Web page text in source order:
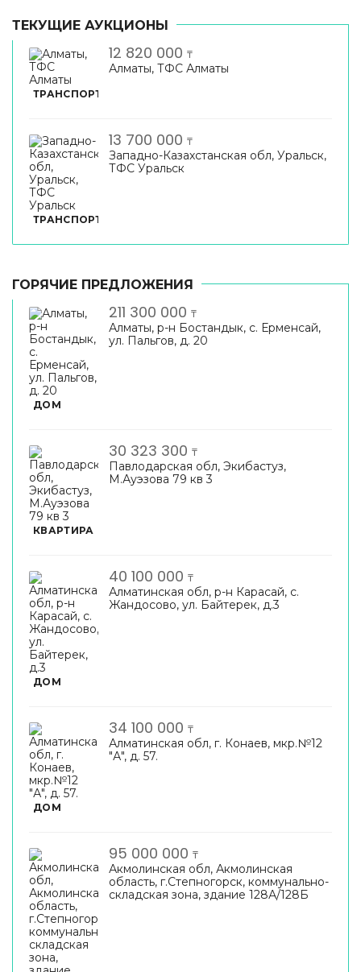
ТЕКУЩИЕ АУКЦИОНЫ
ТРАНСПОРТ
12 820 000 ₸
Алматы, ТФС Алматы
ТРАНСПОРТ
13 700 000 ₸
Западно-Казахстанская обл, Уральск,
ТФС Уральск
ГОРЯЧИЕ ПРЕДЛОЖЕНИЯ
ДОМ
211 300 000 ₸
Алматы, р-н Бостандык, с. Ерменсай,
ул. Пальгов, д. 20
КВАРТИРА
30 323 300 ₸
Павлодарская обл, Экибастуз,
М.Ауэзова 79 кв 3
ДОМ
40 100 000 ₸
Алматинская обл, р-н Карасай, с.
Жандосово, ул. Байтерек, д.3
ДОМ
34 100 000 ₸
Алматинская обл, г. Конаев, мкр.№12
"А", д. 57.
95 000 000 ₸
Акмолинская обл, Акмолинская
область, г.Степногорск, коммунально-
складская зона, здание 128А/128Б